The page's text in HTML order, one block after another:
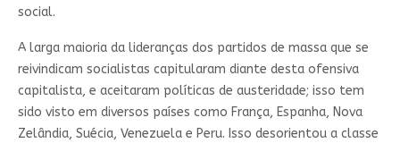
social.
A larga maioria da lideranças dos partidos de massa que se
reivindicam socialistas capitularam diante desta ofensiva
capitalista, e aceitaram políticas de austeridade; isso tem
sido visto em diversos países como França, Espanha, Nova
Zelândia, Suécia, Venezuela e Peru. Isso desorientou a classe